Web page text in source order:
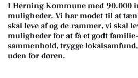
I Herning Kommune med 90.000
muligheder. Vi har modet til at
skal leve af og de rammer, vi skal
muligheder for at få et godt
sammenhold, trygge
uden for døren.